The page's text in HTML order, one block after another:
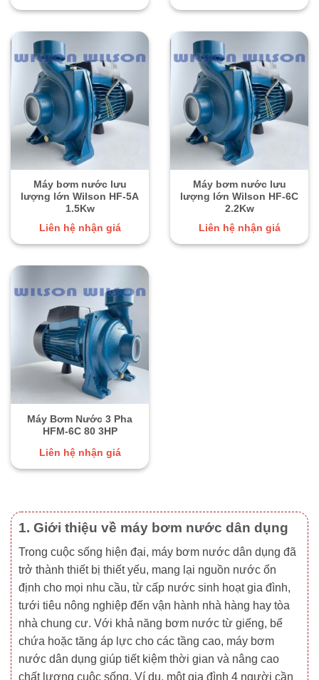
Máy bơm nước lưu
lượng lớn Wilson HF-5A
1.5Kw
Liên hệ nhận giá
Máy bơm nước lưu
lượng lớn Wilson HF-6C
2.2Kw
Liên hệ nhận giá
Máy Bơm Nước 3 Pha
HFM-6C 80 3HP
Liên hệ nhận giá
1. Giới thiệu về máy bơm nước dân dụng
Trong cuộc sống hiện đại, máy bơm nước dân dụng đã
trở thành thiết bị thiết yếu, mang lại nguồn nước ổn
định cho mọi nhu cầu, từ cấp nước sinh hoạt gia đình,
tưới tiêu nông nghiệp đến vận hành nhà hàng hay tòa
nhà chung cư. Với khả năng bơm nước từ giếng, bể
chứa hoặc tăng áp lực cho các tầng cao, máy bơm
nước dân dụng giúp tiết kiệm thời gian và nâng cao
chất lượng cuộc sống. Ví dụ, một gia đình 4 người cần